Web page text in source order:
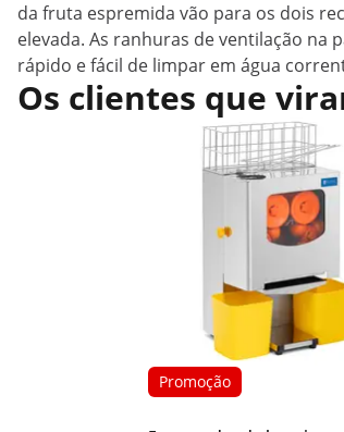
da fruta espremida vão para os dois
elevada. As ranhuras de ventilação
rápido e fácil de limpar em água
Os clientes que
Promoção